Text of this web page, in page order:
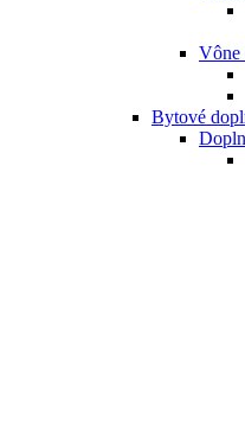
Vône
Bytové